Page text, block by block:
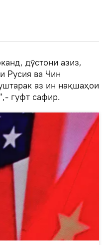
дӯстони азиз,
Русия ва Чин
аз ин нақшаҳои
гуфт сафир.